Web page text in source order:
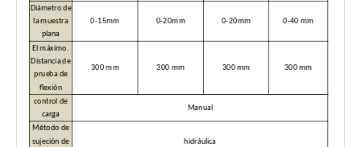
Diámetro de
la muestra
plana
0-15mm 0-20mm 0-20mm 0-40 mm
El máximo.
Distancia de
prueba de
flexión
300 mm 300 mm 300 mm 300 mm
control de
carga
Manual
Método de
sujeción de
hidráulica